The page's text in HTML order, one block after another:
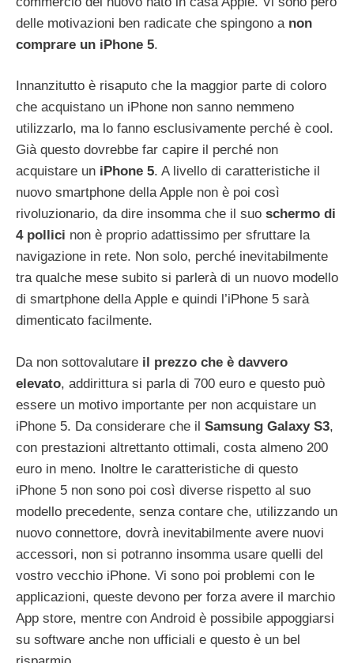
delle motivazioni ben radicate che spingono a non
comprare un iPhone 5.
Innanzitutto è risaputo che la maggior parte di coloro
che acquistano un iPhone non sanno nemmeno
utilizzarlo, ma lo fanno esclusivamente perché è cool.
Già questo dovrebbe far capire il perché non
acquistare un iPhone 5. A livello di caratteristiche il
nuovo smartphone della Apple non è poi così
rivoluzionario, da dire insomma che il suo schermo di
4 pollici non è proprio adattissimo per sfruttare la
navigazione in rete. Non solo, perché inevitabilmente
tra qualche mese subito si parlerà di un nuovo modello
di smartphone della Apple e quindi l’iPhone 5 sarà
dimenticato facilmente.
Da non sottovalutare il prezzo che è davvero
elevato, addirittura si parla di 700 euro e questo può
essere un motivo importante per non acquistare un
iPhone 5. Da considerare che il Samsung Galaxy S3,
con prestazioni altrettanto ottimali, costa almeno 200
euro in meno. Inoltre le caratteristiche di questo
iPhone 5 non sono poi così diverse rispetto al suo
modello precedente, senza contare che, utilizzando un
nuovo connettore, dovrà inevitabilmente avere nuovi
accessori, non si potranno insomma usare quelli del
vostro vecchio iPhone. Vi sono poi problemi con le
applicazioni, queste devono per forza avere il marchio
App store, mentre con Android è possibile appoggiarsi
su software anche non ufficiali e questo è un bel